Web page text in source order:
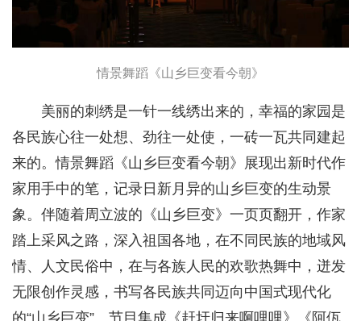
情景舞蹈《山乡巨变看今朝》
美丽的刺绣是一针一线绣出来的，幸福的家园是
各民族心往一处想、劲往一处使，一砖一瓦共同建起
来的。情景舞蹈《山乡巨变看今朝》展现出新时代作
家用手中的笔，记录日新月异的山乡巨变的生动景
象。伴随着周立波的《山乡巨变》一页页翻开，作家
踏上采风之路，深入祖国各地，在不同民族的地域风
情、人文民俗中，在与各族人民的欢歌热舞中，迸发
无限创作灵感，书写各民族共同迈向中国式现代化
的“山乡巨变”。节目集成《赶圩归来啊哩哩》《阿佤